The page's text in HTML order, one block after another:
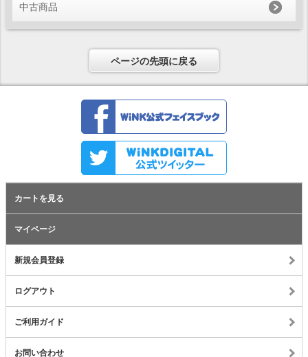
中古商品
ページの先頭に戻る
カートを見る
マイページ
新規会員登録
ログアウト
ご利用ガイド
お問い合わせ